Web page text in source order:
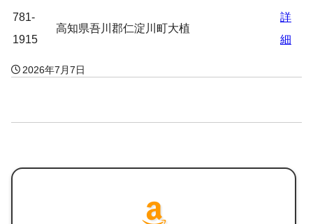
781-
1915
高知県吾川郡仁淀川町大植
詳
細
2026年7月7日